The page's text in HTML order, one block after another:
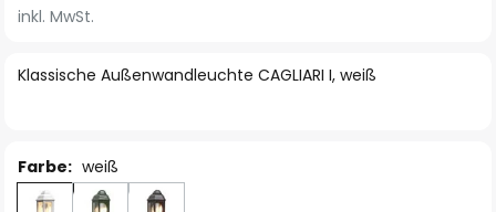
der
springen
Klassische Außenwandleuchte CAGLIARI I, weiß
inkl. MwSt.
Farbe: weiß